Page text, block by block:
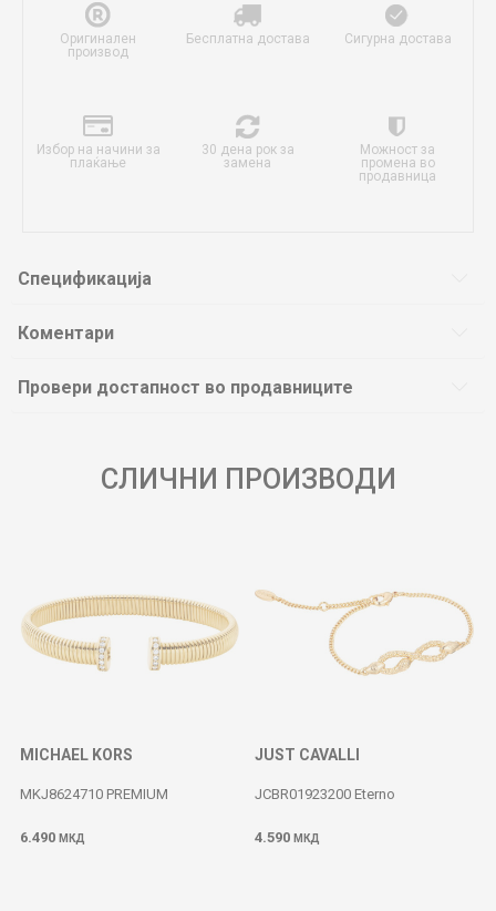
Оригинален
производ
Бесплатна достава Сигурна достава
Избор на начини за
плаќање
30 дена рок за
замена
Можност за
промена во
продавница
Спецификација
Коментари
Провери достапност во продавниците
СЛИЧНИ ПРОИЗВОДИ
MICHAEL KORS
MKJ8624710 PREMIUM
6.490 МКД
JUST CAVALLI
JCBR01923200 Eterno
4.590 МКД